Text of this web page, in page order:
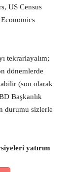
US Census
tekrarlayalım;
dönemlerde
(son olarak
Başkanlık
durumu sizlerle
yatırım